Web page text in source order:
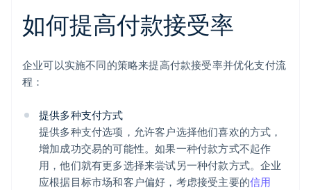
如何提高付款接受率
企业可以实施不同的策略来提高付款接受率并优化支付流
程：
提供多种支付方式
提供多种支付选项，允许客户选择他们喜欢的方式，
增加成功交易的可能性。如果一种付款方式不起作
用，他们就有更多选择来尝试另一种付款方式。企业
应根据目标市场和客户偏好，考虑接受主要的信用